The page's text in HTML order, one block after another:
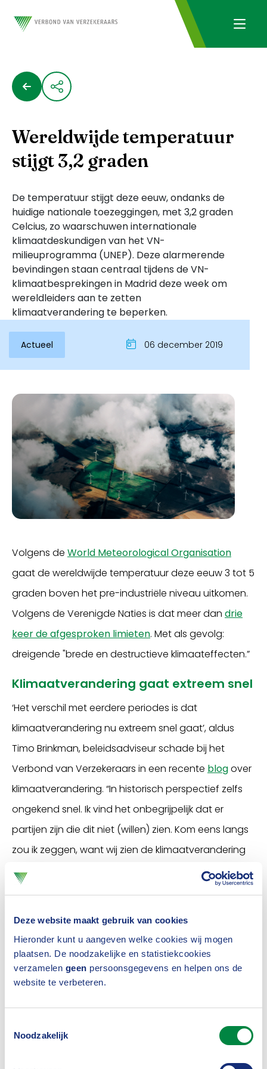
Deze website maakt gebruik van cookies
Hieronder kunt u aangeven welke cookies wij mogen
plaatsen. De noodzakelijke en statistiekcookies
verzamelen geen persoonsgegevens en helpen ons de
website te verbeteren.
Noodzakelijk
Inloggen
Wereldwijde temperatuur
stijgt 3,2 graden
De temperatuur stijgt deze eeuw, ondanks de
huidige nationale toezeggingen, met 3,2 graden
Celcius, zo waarschuwen internationale
klimaatdeskundigen van het VN-
milieuprogramma (UNEP). Deze alarmerende
bevindingen staan centraal tijdens de VN-
klimaatbesprekingen in Madrid deze week om
wereldleiders aan te zetten
klimaatverandering te beperken.
Actueel 06 december 2019
Volgens de World Meteorological Organisation
gaat de wereldwijde temperatuur deze eeuw 3 tot 5
graden boven het pre-industriële niveau uitkomen.
Volgens de Verenigde Naties is dat meer dan drie
keer de afgesproken limieten. Met als gevolg:
dreigende "brede en destructieve klimaateffecten.”
Klimaatverandering gaat extreem snel
‘Het verschil met eerdere periodes is dat
klimaatverandering nu extreem snel gaat’, aldus
Timo Brinkman, beleidsadviseur schade bij het
Verbond van Verzekeraars in een recente blogover
klimaatverandering. “In historisch perspectief zelfs
ongekend snel. Ik vind het onbegrijpelijk dat er
partijen zijn die dit niet (willen) zien. Kom eens langs
zou ik zeggen, want wij zien de klimaatverandering
als branche ook gewoon terug in keiharde cijfers.
Neem alleen eens de hoosbuien die ons land in 2014
zomer was zo extreem heet en droog, dat sommige
gebieden daar nu nog de gevolgen van voelen. De
strategische evaluatie ECB
Het is niet verwonderlijk dat Christine Lagarde erop